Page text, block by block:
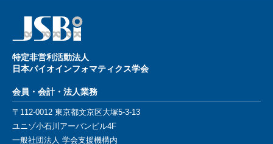
特定⾮営利活動法⼈
⽇本バイオインフォマティクス学会
会員・会計・法⼈業務
〒112-0012 東京都⽂京区⼤塚5-3-13
ユニゾ⼩⽯川アーバンビル4F
⼀般社団法⼈ 学会⽀援機構内